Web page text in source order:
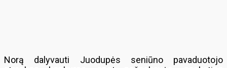
Norą dalyvauti Juodupės seniūno pavaduotojo